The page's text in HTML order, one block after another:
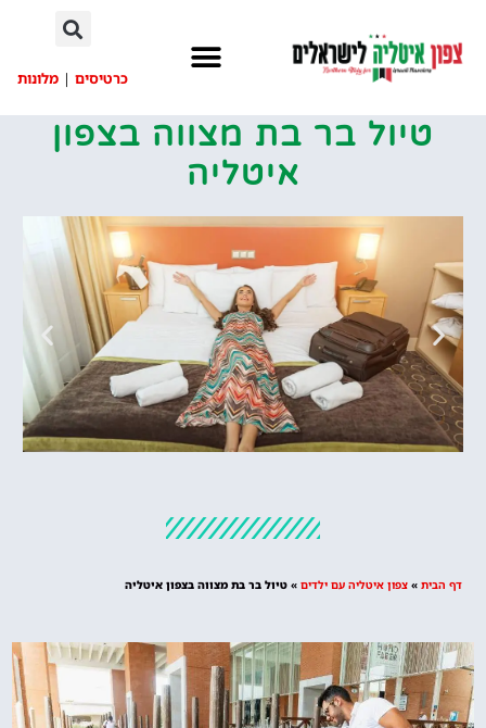
כרטיסים | מלונות
טיול בר בת מצווה בצפון
איטליה
מציאת מלון
דף הבית » צפון איטליה עם ילדים » טיול בר בת מצווה בצפון איטליה